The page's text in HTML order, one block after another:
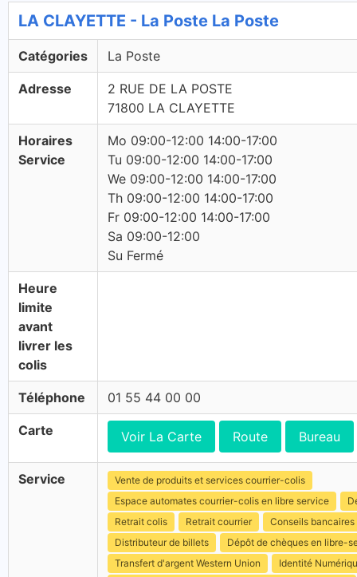
LA CLAYETTE - La Poste La Poste
Catégories La Poste
Adresse
2 RUE DE LA POSTE
71800 LA CLAYETTE
Horaires
Service
Mo 09:00-12:00 14:00-17:00
Tu 09:00-12:00 14:00-17:00
We 09:00-12:00 14:00-17:00
Th 09:00-12:00 14:00-17:00
Fr 09:00-12:00 14:00-17:00
Sa 09:00-12:00
Su Fermé
Heure
limite
avant
livrer les
colis
Téléphone 01 55 44 00 00
Carte Voir La Carte Route Bureau
Service
Vente de produits et services courrier-colis
Espace automates courrier-colis en libre service
Retrait colis
Retrait courrier
Conseils bancaires
Distributeur de billets
Dépôt de chèques en libre-
Transfert d'argent Western Union
Identité